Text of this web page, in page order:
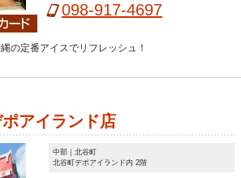
098-917-4697
の定番アイスでリフレッシュ！
アイランド店
中部｜北谷町
北谷町デポアイランド内 2階